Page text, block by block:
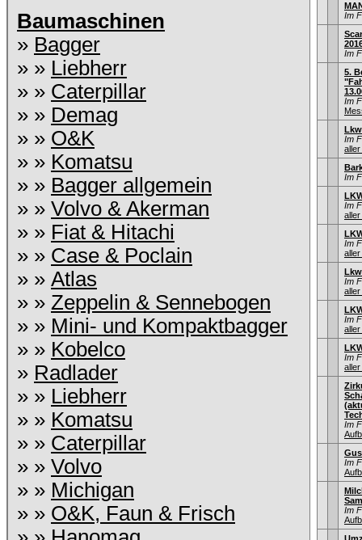
Baumaschinen
» Bagger
» » Liebherr
» » Caterpillar
» » Demag
» » O&K
» » Komatsu
» » Bagger allgemein
» » Volvo & Akerman
» » Fiat & Hitachi
» » Case & Poclain
» » Atlas
» » Zeppelin & Sennebogen
» » Mini- und Kompaktbagger
» » Kobelco
» Radlader
» » Liebherr
» » Komatsu
» » Caterpillar
» » Volvo
» » Michigan
» » O&K, Faun & Frisch
Im
Im
5.
Im
Im
aller
Im
Im
aller
Im
aller
Im
aller
Im
aller
Im
aller
Im
Im
Im